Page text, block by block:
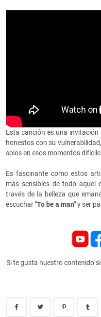
Esta canción es una
honestos con su
solos en esos momentos
Es fascinante como estos
más sensibles de todo aquel
través de la belleza que
escuchar"To be a man"y ser
Si te gusta nuestro contenido